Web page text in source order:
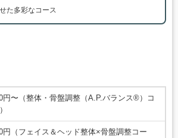
た多彩なコース
円〜（整体・骨盤調整（A.P.バランス®）コ
円（フェイス＆ヘッド整体×骨盤調整コー